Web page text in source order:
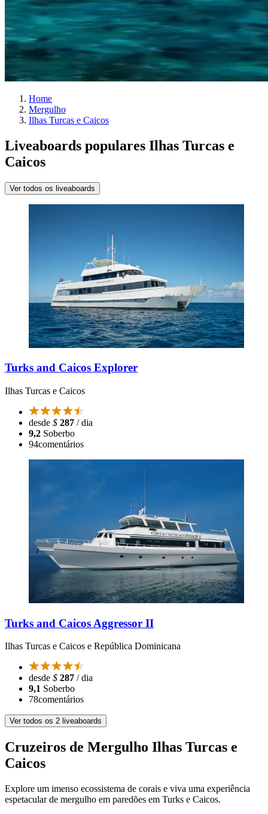
Home
Mergulho
Ilhas Turcas e Caicos
Liveaboards populares Ilhas Turcas e
Caicos
Ver todos os liveaboards
Turks and Caicos Explorer
Ilhas Turcas e Caicos
desde $ 287 / dia
9,2 Soberbo
94comentários
Turks and Caicos Aggressor II
Ilhas Turcas e Caicos e República Dominicana
desde $ 287 / dia
9,1 Soberbo
78comentários
Ver todos os 2 liveaboards
Cruzeiros de Mergulho Ilhas Turcas e
Caicos
Explore um imenso ecossistema de corais e viva uma experiência
espetacular de mergulho em paredões em Turks e Caicos.